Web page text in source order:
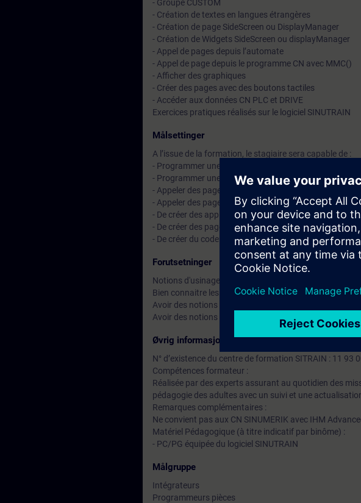
- Groupe CUSTOM
- Création de textes en langues étrangères
- Création de page SideScreen ou DisplayManager
- Création de Widgets SideScreen ou displayManager
- Appel de pages depuis l’automate
- Appel de page depuis le programme CN avec MMC()
- Afficher des graphiques
- Créer des pages avec des boutons tactiles
- Accéder aux données CN PLC et DRIVE
Exercices pratiques réalisés sur le logiciel SINUTRAIN
Målsettinger
A l’issue de la formation, le stagiaire sera capable de :
- Programmer une page a l’intérieur d’un groupe
- Programmer une page dans un groupe seul (CUSTOM,
- Appeler des pages depuis le programme pièce
- Appeler des pages depuis l’automate (PLC
- De créer des applications ou widgets dans
- De créer des pages avec des textes dans plusieurs
- De créer du code ISO (Pas dans l’éditeur de texte)
Forutsetninger
Notions d'usinage, première expérience en
Bien connaitre les menus de SINUMERIK OPERATE.
Avoir des notions sur l’automate de la CN
Avoir des notions de EASYSCREEN ou RUNMYSCREEN
Øvrig informasjon
N° d’existence du centre de formation SITRAIN : 11 93
Compétences formateur :
Réalisée par des experts assurant au quotidien des
pédagogie des adultes avec un suivi et une
Remarques complémentaires :
Ne convient pas aux CN SINUMERIK avec IHM
Matériel Pédagogique (à titre indicatif par binôme) :
- PC/PG équipée du logiciel SINUTRAIN
Målgruppe
Intégrateurs
Programmeurs pièces